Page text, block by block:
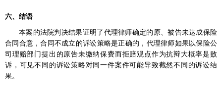
六、结语
本案的法院判决结果证明了代理律师确定的原、被告未达成保险
合同合意，合同不成立的诉讼策略是正确的，代理律师如果以保险公
司理赔部门提出的原告未缴纳保费而拒赔观点作为抗辩大概率是败
诉，可见不同的诉讼策略对同一件案件可能导致截然不同的诉讼结
果。